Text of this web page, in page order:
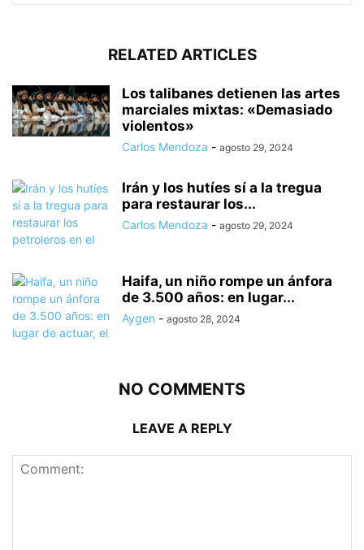
RELATED ARTICLES
Los talibanes detienen las artes
marciales mixtas: «Demasiado
violentos»
Carlos Mendoza - agosto 29, 2024
Irán y los hutíes sí a la tregua
para restaurar los...
Carlos Mendoza - agosto 29, 2024
Haifa, un niño rompe un ánfora
de 3.500 años: en lugar...
Aygen - agosto 28, 2024
NO COMMENTS
LEAVE A REPLY